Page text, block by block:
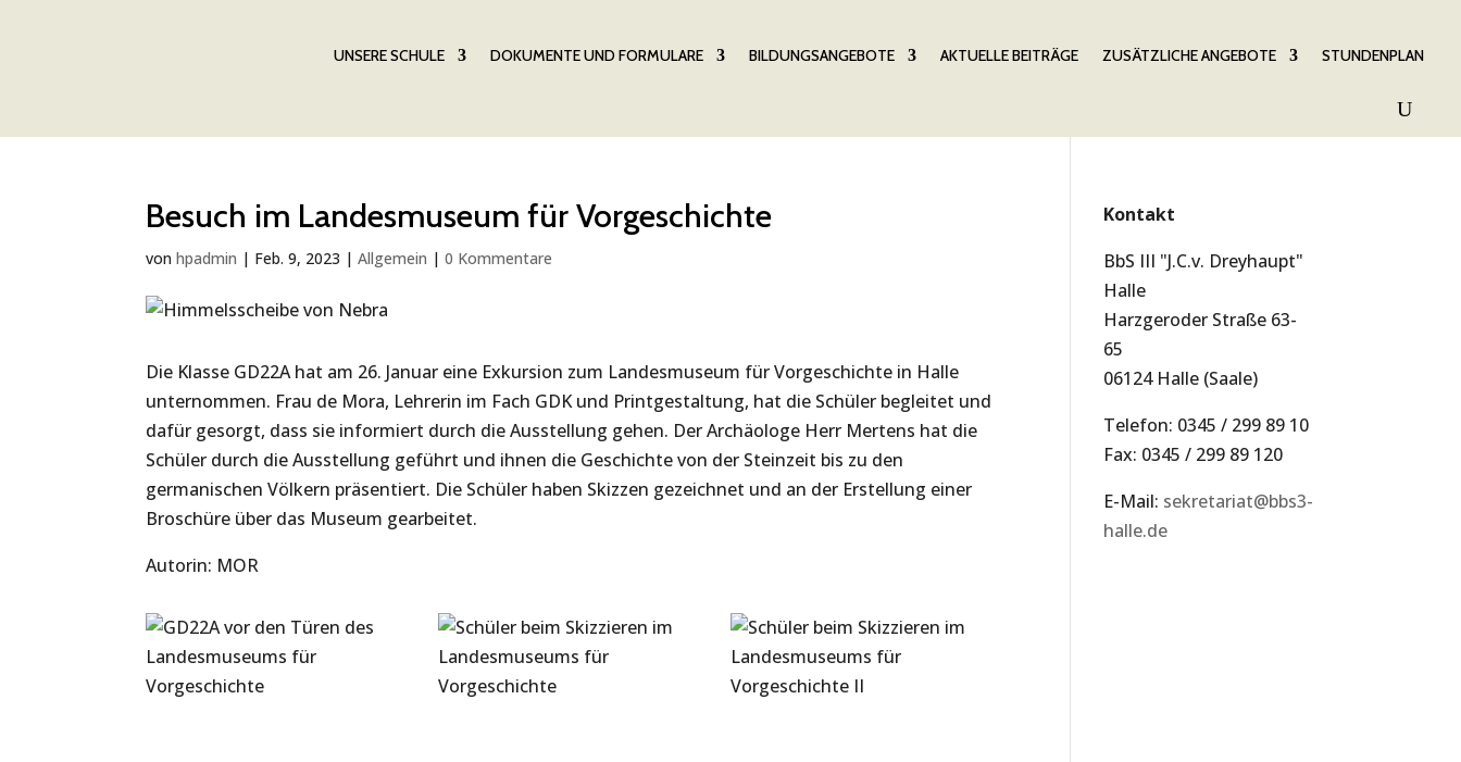
UNSERE SCHULE DOKUMENTE UND FORMULARE BILDUNGSANGEBOTE AKTUELLE BEITRÄGE ZUSÄTZLICHE ANGEBOTE STUNDENPLAN
Besuch im Landesmuseum für Vorgeschichte
vonhpadmin | Feb. 9, 2023 |Allgemein |0 Kommentare
Die Klasse GD22A hat am 26. Januar eine Exkursion zum Landesmuseum für Vorgeschichte in Halle
unternommen. Frau de Mora, Lehrerin im Fach GDK und Printgestaltung, hat die Schüler begleitet und
dafür gesorgt, dass sie informiert durch die Ausstellung gehen. Der Archäologe Herr Mertens hat die
Schüler durch die Ausstellung geführt und ihnen die Geschichte von der Steinzeit bis zu den
germanischen Völkern präsentiert. Die Schüler haben Skizzen gezeichnet und an der Erstellung einer
Broschüre über das Museum gearbeitet.
Autorin: MOR
Kontakt
BbS III "J.C.v. Dreyhaupt"
Halle
Harzgeroder Straße 63-
65
06124 Halle (Saale)
Telefon: 0345 / 299 89 10
Fax: 0345 / 299 89 120
E-Mail: sekretariat@bbs3-
halle.de